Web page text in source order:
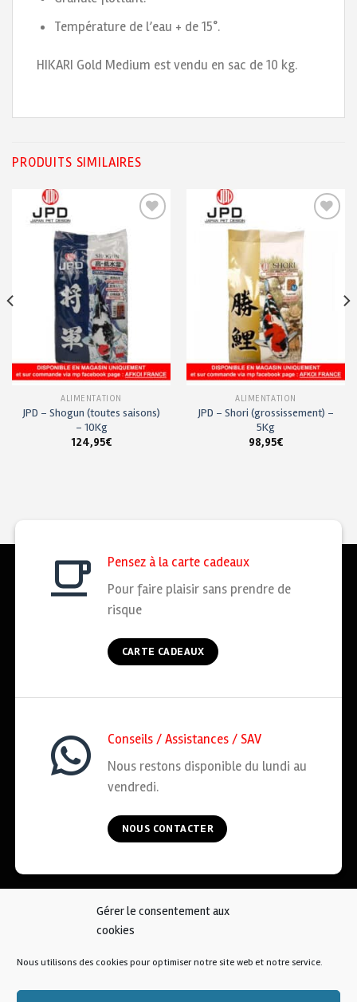
Gérer le consentement aux
cookies
Nous utilisons des cookies pour optimiser notre site web et notre service.
Température de l’eau + de 15°.
HIKARI Gold Medium est vendu en sac de 10 kg.
PRODUITS SIMILAIRES
ALIMENTATION
JPD – Shogun (toutes saisons)
– 10Kg
124,95€
Ajouter
ALIMENTATION
JPD – Shori (grossissement) –
5Kg
98,95€
Pensez à la carte cadeaux
Pour faire plaisir sans prendre de
risque
CARTE CADEAUX
Conseils / Assistances / SAV
Nous restons disponible du lundi au
vendredi.
NOUS CONTACTER
COOKIES CGV MENTIONS LÉGALES